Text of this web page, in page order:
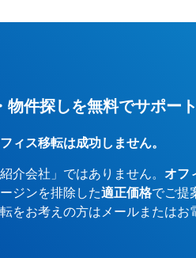
物件探しを無料でサポー
ィス移転は成功しません。
介会社」ではありません。 オフ
ジンを排除した適正価格でご提
をお考えの方はメールまたは